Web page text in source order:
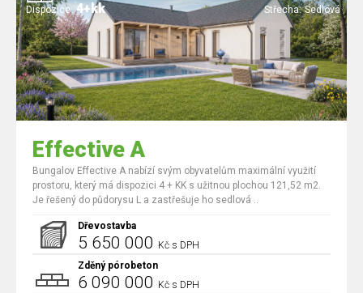
Střecha: Sedlová
Dispozice: 4+kk
Effective A
Bungalov Effective A nabízí svým obyvatelům maximální využití
prostoru, který má dispozici 4 + KK s užitnou plochou 121,52 m2.
Je řešený do půdorysu L a zastřešuje ho sedlová ..
Dřevostavba
5 650 000 Kč s DPH
Zděný pórobeton
6 090 000 Kč s DPH